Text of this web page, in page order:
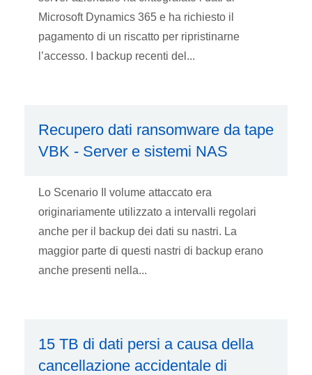
Microsoft Dynamics 365 e ha richiesto il
pagamento di un riscatto per ripristinarne
l’accesso. I backup recenti del...
Recupero dati ransomware da tape
VBK - Server e sistemi NAS
Lo Scenario Il volume attaccato era
originariamente utilizzato a intervalli regolari
anche per il backup dei dati su nastri. La
maggior parte di questi nastri di backup erano
anche presenti nella...
15 TB di dati persi a causa della
cancellazione accidentale di